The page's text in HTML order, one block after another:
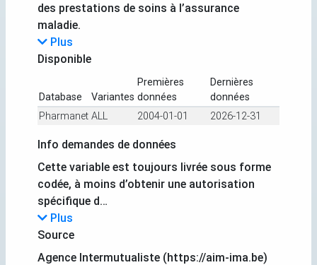
des prestations de soins à l’assurance
maladie.
Plus
Disponible
Database Variantes
Premières
données
Dernières
données
Pharmanet ALL 2004-01-01 2026-12-31
Info demandes de données
Cette variable est toujours livrée sous forme
codée, à moins d’obtenir une autorisation
spécifique d…
Plus
Source
Agence Intermutualiste (https://aim-ima.be)